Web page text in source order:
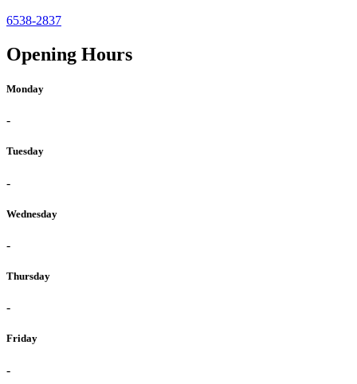
6538-2837
Opening Hours
Monday
-
Tuesday
-
Wednesday
-
Thursday
-
Friday
-